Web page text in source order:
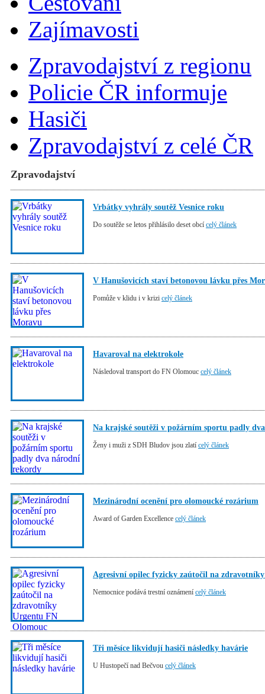
Zajímavosti
Zpravodajství z regionu
Policie ČR informuje
Hasiči
Zpravodajství z celé ČR
Zpravodajství
Vrbátky vyhrály soutěž Vesnice roku
Do soutěže se letos přihlásilo deset obcí celý článek
V Hanušovicích staví betonovou lávku přes
Pomůže v klidu i v krizi celý článek
Havaroval na elektrokole
Následoval transport do FN Olomouc celý článek
Na krajské soutěži v požárním sportu padly
Ženy i muži z SDH Bludov jsou zlatí celý článek
Mezinárodní ocenění pro olomoucké rozárium
Award of Garden Excellence celý článek
Agresivní opilec fyzicky zaútočil na
Nemocnice podává trestní oznámení celý článek
Tři měsíce likvidují hasiči následky havárie
U Hustopečí nad Bečvou celý článek